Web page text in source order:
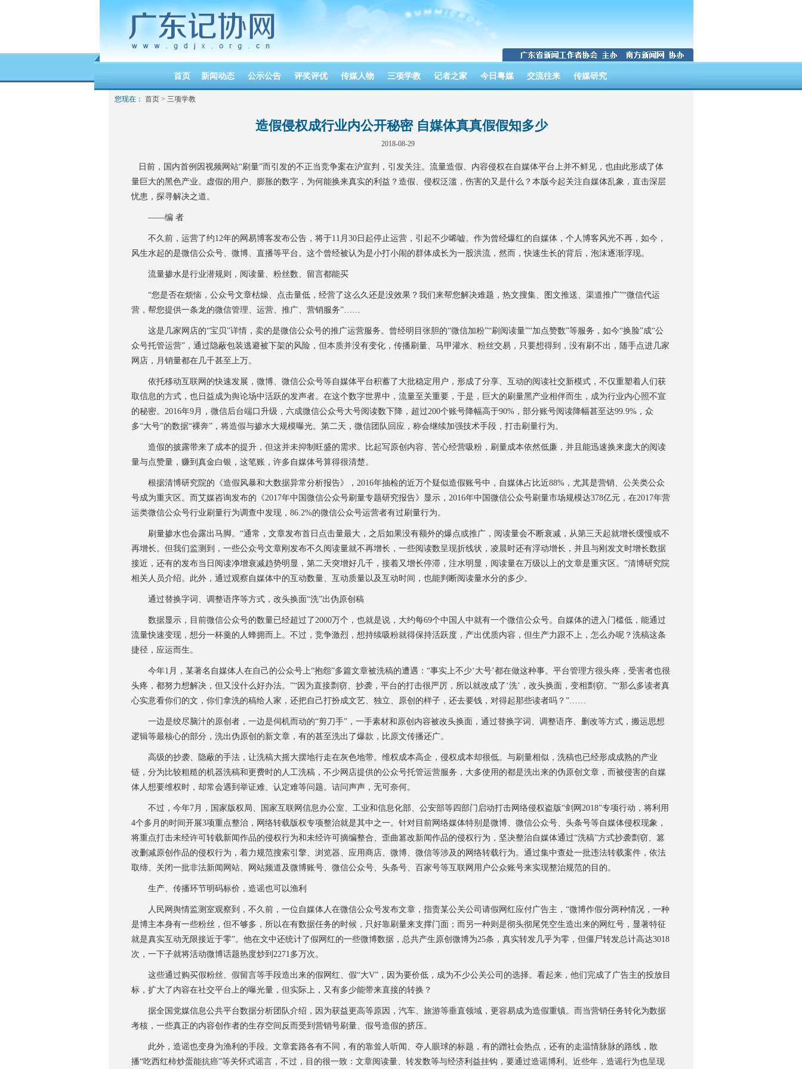
首页 新闻动态 公示公告 评奖评优 传媒人物 三项学教 记者之家 今日粤媒 交流往来 传媒研究
您现在： 首页 > 三项学教
造假侵权成行业内公开秘密 自媒体真真假假知多少
2018-08-29
日前，国内首例因视频网站“刷量”而引发的不正当竞争案在沪宣判，引发关注。流量造假、内容侵权在自媒体平台上并不鲜见，也由此形成了体
量巨大的黑色产业。虚假的用户、膨胀的数字，为何能换来真实的利益？造假、侵权泛滥，伤害的又是什么？本版今起关注自媒体乱象，直击深层
忧患，探寻解决之道。
——编 者
不久前，运营了约12年的网易博客发布公告，将于11月30日起停止运营，引起不少唏嘘。作为曾经爆红的自媒体，个人博客风光不再，如今，
风生水起的是微信公众号、微博、直播等平台。这个曾经被认为是小打小闹的群体成长为一股洪流，然而，快速生长的背后，泡沫逐渐浮现。
流量掺水是行业潜规则，阅读量、粉丝数、留言都能买
“您是否在烦恼，公众号文章枯燥、点击量低，经营了这么久还是没效果？我们来帮您解决难题，热文搜集、图文推送、渠道推广”“微信代运
营，帮您提供一条龙的微信管理、运营、推广、营销服务”……
这是几家网店的“宝贝”详情，卖的是微信公众号的推广运营服务。曾经明目张胆的“微信加粉”“刷阅读量”“加点赞数”等服务，如今“换脸”成“公
众号托管运营”，通过隐蔽包装逃避被下架的风险，但本质并没有变化，传播刷量、马甲灌水、粉丝交易，只要想得到，没有刷不出，随手点进几家
网店，月销量都在几千甚至上万。
依托移动互联网的快速发展，微博、微信公众号等自媒体平台积蓄了大批稳定用户，形成了分享、互动的阅读社交新模式，不仅重塑着人们获
取信息的方式，也日益成为舆论场中活跃的发声者。在这个数字世界中，流量至关重要，于是，巨大的刷量黑产业相伴而生，成为行业内心照不宣
的秘密。2016年9月，微信后台端口升级，六成微信公众号大号阅读数下降，超过200个账号降幅高于90%，部分账号阅读降幅甚至达99.9%，众
多“大号”的数据“裸奔”，将造假与掺水大规模曝光。第二天，微信团队回应，称会继续加强技术手段，打击刷量行为。
造假的披露带来了成本的提升，但这并未抑制旺盛的需求。比起写原创内容、苦心经营吸粉，刷量成本依然低廉，并且能迅速换来庞大的阅读
量与点赞量，赚到真金白银，这笔账，许多自媒体号算得很清楚。
根据清博研究院的《造假风暴和大数据异常分析报告》，2016年抽检的近万个疑似造假账号中，自媒体占比近88%，尤其是营销、公关类公众
号成为重灾区。而艾媒咨询发布的《2017年中国微信公众号刷量专题研究报告》显示，2016年中国微信公众号刷量市场规模达378亿元，在2017年营
运类微信公众号行业刷量行为调查中发现，86.2%的微信公众号运营者有过刷量行为。
刷量掺水也会露出马脚。“通常，文章发布首日点击量最大，之后如果没有额外的爆点或推广，阅读量会不断衰减，从第三天起就增长缓慢或不
再增长。但我们监测到，一些公众号文章刚发布不久阅读量就不再增长，一些阅读数呈现折线状，凌晨时还有浮动增长，并且与刚发文时增长数据
接近，还有的发布当日阅读净增衰减趋势明显，第二天突增好几千，接着又增长停滞，注水明显，阅读量在万级以上的文章是重灾区。”清博研究院
相关人员介绍。此外，通过观察自媒体中的互动数量、互动质量以及互动时间，也能判断阅读量水分的多少。
通过替换字词、调整语序等方式，改头换面“洗”出伪原创稿
数据显示，目前微信公众号的数量已经超过了2000万个，也就是说，大约每69个中国人中就有一个微信公众号。自媒体的进入门槛低，能通过
流量快速变现，想分一杯羹的人蜂拥而上。不过，竞争激烈，想持续吸粉就得保持活跃度，产出优质内容，但生产力跟不上，怎么办呢？洗稿这条
捷径，应运而生。
今年1月，某著名自媒体人在自己的公众号上“抱怨”多篇文章被洗稿的遭遇：“事实上不少‘大号’都在做这种事。平台管理方很头疼，受害者也很
头疼，都努力想解决，但又没什么好办法。”“因为直接剽窃、抄袭，平台的打击很严厉，所以就改成了‘洗’，改头换面，变相剽窃。”“那么多读者真
心实意看你们的文，你们拿洗的稿给人家，还把自己打扮成文艺、独立、原创的样子，还去要钱，对得起那些读者吗？”……
一边是绞尽脑汁的原创者，一边是伺机而动的“剪刀手”，一手素材和原创内容被改头换面，通过替换字词、调整语序、删改等方式，搬运思想
逻辑等最核心的部分，洗出伪原创的新文章，有的甚至洗出了爆款，比原文传播还广。
高级的抄袭、隐蔽的手法，让洗稿大摇大摆地行走在灰色地带。维权成本高企，侵权成本却很低。与刷量相似，洗稿也已经形成成熟的产业
链，分为比较粗糙的机器洗稿和更费时的人工洗稿，不少网店提供的公众号托管运营服务，大多使用的都是洗出来的伪原创文章，而被侵害的自媒
体人想要维权时，却常会遇到举证难、认定难等问题。诘问声声，无可奈何。
不过，今年7月，国家版权局、国家互联网信息办公室、工业和信息化部、公安部等四部门启动打击网络侵权盗版“剑网2018”专项行动，将利用
4个多月的时间开展3项重点整治，网络转载版权专项整治就是其中之一。针对目前网络媒体特别是微博、微信公众号、头条号等自媒体侵权现象，
将重点打击未经许可转载新闻作品的侵权行为和未经许可摘编整合、歪曲篡改新闻作品的侵权行为，坚决整治自媒体通过“洗稿”方式抄袭剽窃、篡
改删减原创作品的侵权行为，着力规范搜索引擎、浏览器、应用商店、微博、微信等涉及的网络转载行为。通过集中查处一批违法转载案件，依法
取缔、关闭一批非法新闻网站、网站频道及微博账号、微信公众号、头条号、百家号等互联网用户公众账号来实现整治规范的目的。
生产、传播环节明码标价，造谣也可以渔利
人民网舆情监测室观察到，不久前，一位自媒体人在微信公众号发布文章，指责某公关公司请假网红应付广告主，“微博作假分两种情况，一种
是博主本身有一些粉丝，但不够多，所以在有数据任务的时候，只好靠刷量来支撑门面；而另一种则是彻头彻尾凭空生造出来的网红号，显著特征
就是真实互动无限接近于零”。他在文中还统计了假网红的一些微博数据，总共产生原创微博为25条，真实转发几乎为零，但僵尸转发总计高达3018
次，一下子就将活动微博话题热度炒到2271多万次。
这些通过购买假粉丝、假留言等手段造出来的假网红、假“大V”，因为要价低，成为不少公关公司的选择。看起来，他们完成了广告主的投放目
标，扩大了内容在社交平台上的曝光量，但实际上，又有多少能带来直接的转换？
据全国党媒信息公共平台数据分析团队介绍，因为获益更高等原因，汽车、旅游等垂直领域，更容易成为造假重镇。而当营销任务转化为数据
考核，一些真正的内容创作者的生存空间反而受到营销号刷量、假号造假的挤压。
此外，造谣也变身为渔利的手段。文章套路各有不同，有的靠耸人听闻、夺人眼球的标题，有的蹭社会热点，还有的走温情脉脉的路线，散
播“吃西红柿炒蛋能抗癌”等关怀式谣言，不过，目的很一致：文章阅读量、转发数等与经济利益挂钩，要通过造谣博利。近些年，造谣行为也呈现